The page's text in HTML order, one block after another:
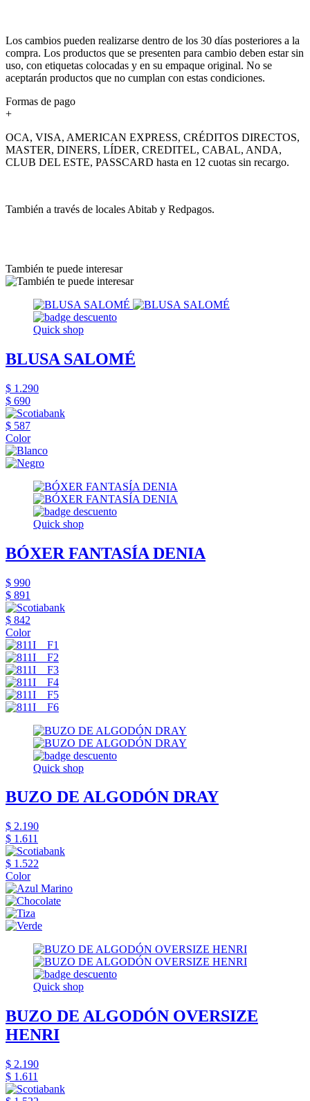
Los cambios pueden realizarse dentro de los 30 días posteriores a la
compra. Los productos que se presenten para cambio deben estar sin
uso, con etiquetas colocadas y en su empaque original. No se
aceptarán productos que no cumplan con estas condiciones.
Formas de pago
+
OCA, VISA, AMERICAN EXPRESS, CRÉDITOS DIRECTOS,
MASTER, DINERS, LÍDER, CREDITEL, CABAL, ANDA,
CLUB DEL ESTE, PASSCARD hasta en 12 cuotas sin recargo.
También a través de locales Abitab y Redpagos.
También te puede interesar
Quick shop
BLUSA SALOMÉ
$ 1.290
$ 690
$ 587
Color
Quick shop
BÓXER FANTASÍA DENIA
$ 990
$ 891
$ 842
Color
Quick shop
BUZO DE ALGODÓN DRAY
$ 2.190
$ 1.611
$ 1.522
Color
Quick shop
BUZO DE ALGODÓN OVERSIZE
HENRI
$ 2.190
$ 1.611